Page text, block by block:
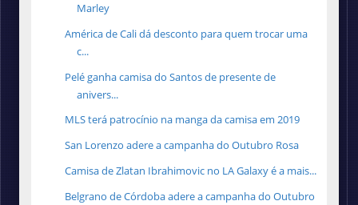
Marley
América de Cali dá desconto para quem trocar uma
c...
Pelé ganha camisa do Santos de presente de
anivers...
MLS terá patrocínio na manga da camisa em 2019
San Lorenzo adere a campanha do Outubro Rosa
Camisa de Zlatan Ibrahimovic no LA Galaxy é a mais...
Belgrano de Córdoba adere a campanha do Outubro